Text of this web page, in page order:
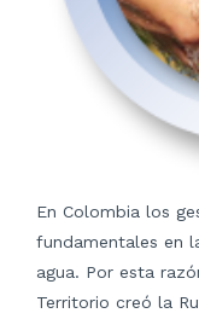
En Colombia los
fundamentales en
agua. Por esta
Territorio creó la